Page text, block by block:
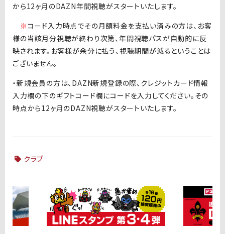
から12ヶ月のDAZN年間視聴がスタートいたします。
※コード入力時点でその月額料金を支払い済みの方は、お客
様の当該月分視聴が終わり次第、年間視聴パスが自動的に反
映されます。お客様が余分に払う、視聴期間が減るということは
ございません。
・新規会員の方は、DAZN新規登録の際、クレジットカード情報
入力欄の下のギフトコード欄にコードを入力してください。その
時点から12ヶ月のDAZN視聴がスタートいたします。
クラブ